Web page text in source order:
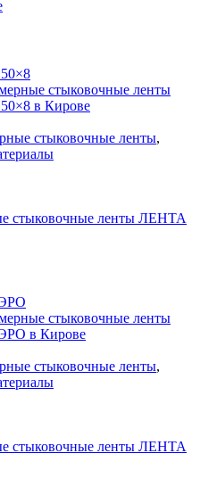
стыковочные ленты,
стыковочные ленты,